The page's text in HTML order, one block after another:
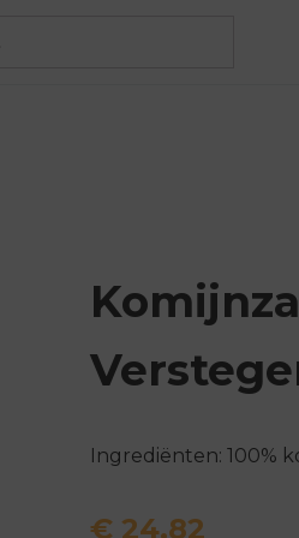
Ingrediënten: 100%
€ 24,82